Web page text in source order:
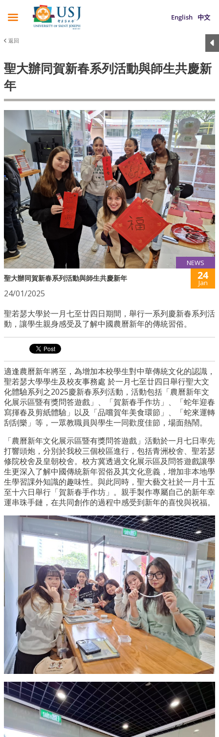
English 中文
返回
聖大辦同賀新春系列活動與師生共慶新
年
NEWS
聖大辦同賀新春系列活動與師生共慶新年 24
Jan
24/01/2025
聖若瑟大學於一月七至廿四日期間，舉行一系列慶新春系列活
動，讓學生親身感受及了解中國農曆新年的傳統習俗。
適逢農曆新年將至，為增加本校學生對中華傳統文化的認識，
聖若瑟大學學生及校友事務處 於一月七至廿四日舉行聖大文
化體驗系列之2025慶新春系列活動，活動包括「農曆新年文
化展示區暨有獎問答遊戲」、「賀新春手作坊」、「蛇年迎春
寫揮春及剪紙體驗」以及「品嚐賀年美食環節」、「蛇來運轉
刮刮樂」等，一眾教職員與學生一同歡度佳節，場面熱鬧。
「農曆新年文化展示區暨有獎問答遊戲」活動於一月七日率先
打響頭炮，分別於我校三個校區進行，包括青洲校舍、聖若瑟
修院校舍及皇朝校舍。校方冀透過文化展示區及問答遊戲讓學
生更深入了解中國傳統新年習俗及其文化意義，增加非本地學
生學習課外知識的趣味性。與此同時，聖大藝文社於一月十五
至十六日舉行「賀新春手作坊」。親手製作專屬自己的新年幸
運串珠手鏈，在共同創作的過程中感受到新年的喜悅與祝福。